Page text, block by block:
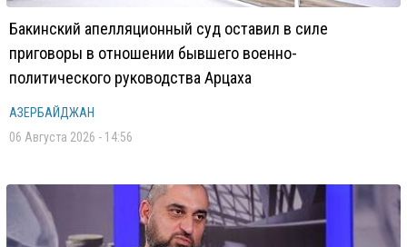
Бакинский апелляционный суд оставил в силе
приговоры в отношении бывшего военно-
политического руководства Арцаха
АЗЕРБАЙДЖАН
06 Августа 2026 - 14:56